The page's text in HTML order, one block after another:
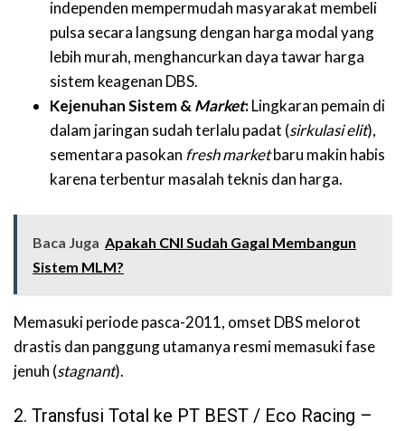
independen mempermudah masyarakat membeli
pulsa secara langsung dengan harga modal yang
lebih murah, menghancurkan daya tawar harga
sistem keagenan DBS.
Kejenuhan Sistem &Market:Lingkaran pemain di
dalam jaringan sudah terlalu padat (sirkulasi elit),
sementara pasokan fresh marketbaru makin habis
karena terbentur masalah teknis dan harga.
Baca Juga Apakah CNI Sudah Gagal Membangun
Sistem MLM?
Memasuki periode pasca-2011, omset DBS melorot
drastis dan panggung utamanya resmi memasuki fase
jenuh (stagnant).
2. Transfusi Total ke PT BEST / Eco Racing –